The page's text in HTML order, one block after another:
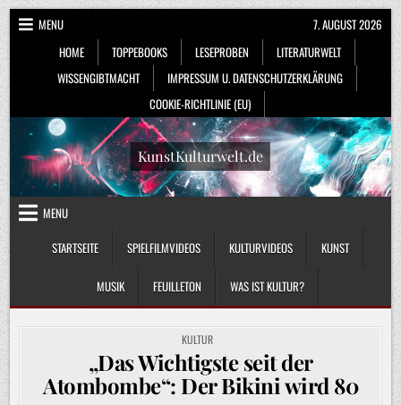
Skip
to
content
MENU
HOME
TOPPEBOOKS LESEPROBEN
LITERATURWELT
WISSENGIBTMACHT
IMPRESSUM U. DATENSCHUTZERKLÄRUNG
COOKIE-RICHTLINIE (EU)
7. AUGUST 2026
KunstKulturwelt.de
MENU
STARTSEITE
SPIELFILMVIDEOS KULTURVIDEOS KUNST
MUSIK FEUILLETON WAS IST KULTUR?
POSTED
IN
KULTUR
„Das Wichtigste seit der
Atombombe“: Der Bikini wird 80